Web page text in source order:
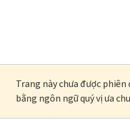
Trang này chưa được
bằng ngôn ngữ quý vị ưa